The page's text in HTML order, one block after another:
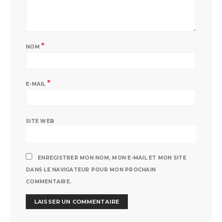
NOM *
E-MAIL *
SITE WEB
ENREGISTRER MON NOM, MON E-MAIL ET MON SITE
DANS LE NAVIGATEUR POUR MON PROCHAIN
COMMENTAIRE.